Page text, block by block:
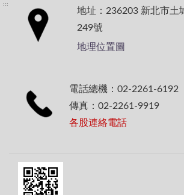
:::
地址：236203 新北市土
249號
地理位置圖
電話總機：02-2261-6192
傳真：02-2261-9919
各股連絡電話